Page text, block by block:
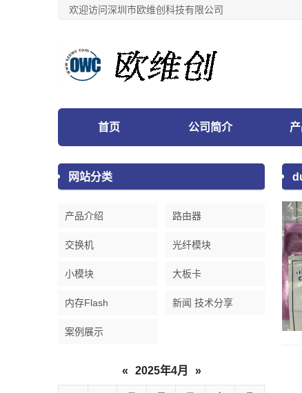
欢迎访问深圳市欧维创科技有限公司
首页 公司简介
网站分类
产品介绍 路由器
交换机 光纤模块
小模块 大板卡
内存Flash 新闻 技术分享
案例展示
« 2025年4月 »